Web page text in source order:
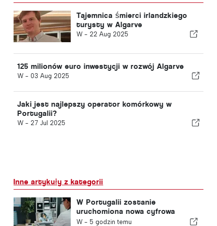
Tajemnica śmierci irlandzkiego
turysty w Algarve
W - 22 Aug 2025
125 milionów euro inwestycji w rozwój Algarve
W - 03 Aug 2025
Jaki jest najlepszy operator komórkowy w
Portugalii?
W - 27 Jul 2025
Inne artykuły z kategorii
W Portugalii zostanie
uruchomiona nowa cyfrowa
platforma opieki zdrowotnej
W - 5 godzin temu